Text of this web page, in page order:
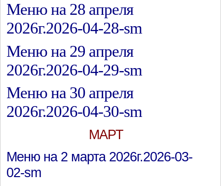
Меню на 28 апреля
2026г.2026-04-28-sm
Меню на 29 апреля
2026г.2026-04-29-sm
Меню на 30 апреля
2026г.2026-04-30-sm
МАРТ
Меню на 2 марта 2026г.2026-03-
02-sm